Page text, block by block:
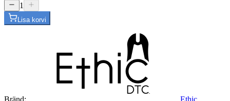
1
Lisa korvi
Bränd:
Ethic